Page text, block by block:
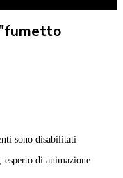
sono disabilitati
di animazione